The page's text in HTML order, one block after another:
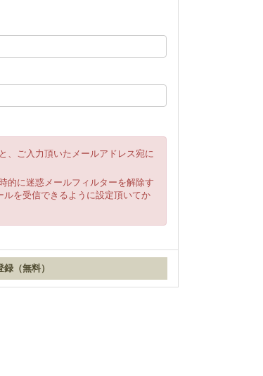
、ご入力頂いたメールアドレス宛に
的に迷惑メールフィルターを解除す
を受信できるように設定頂いてか